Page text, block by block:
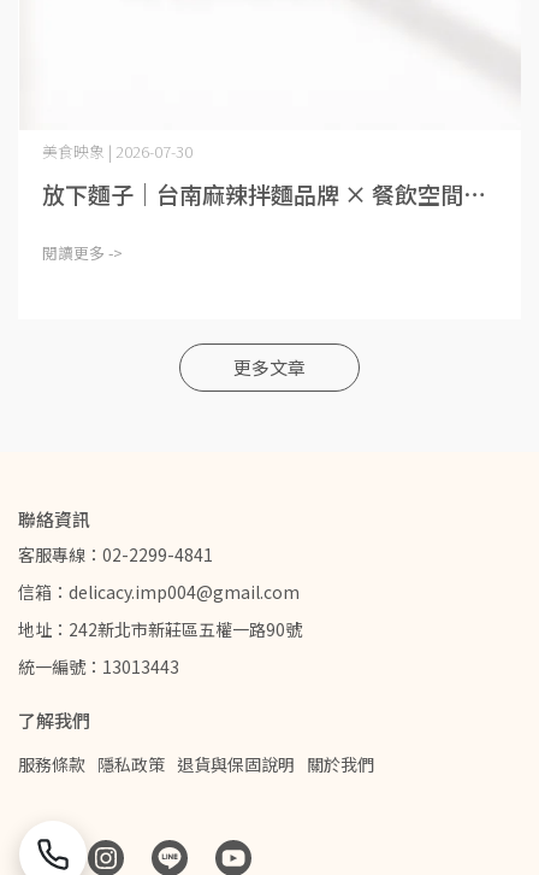
美食映象 | 2026-07-30
放下麵子｜台南麻辣拌麵品牌 × 餐飲空間⋯
閱讀更多 ->
更多文章
聯絡資訊
客服專線：02-2299-4841
信箱：delicacy.imp004@gmail.com
地址：242新北市新莊區五權一路90號
統一編號：13013443
了解我們
服務條款 隱私政策 退貨與保固說明 關於我們